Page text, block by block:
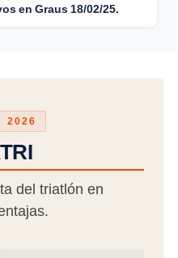
en Graus 18/02/25.
2026
del triatlón en